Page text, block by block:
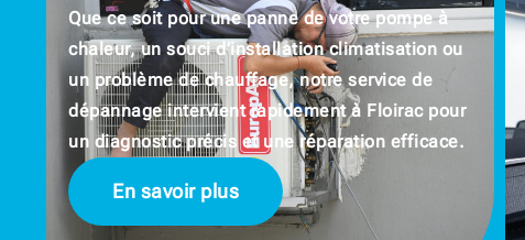
Que ce soit pour une panne de votre pompe à
chaleur, un souci d’installation climatisation ou
un problème de chauffage, notre service de
dépannage intervient rapidement à Floirac pour
un diagnostic précis et une réparation efficace.
En savoir plus